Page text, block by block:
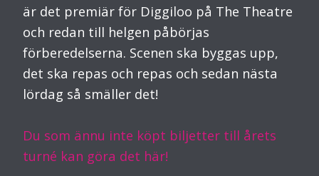
är det premiär för Diggiloo på The Theatre
och redan till helgen påbörjas
förberedelserna. Scenen ska byggas upp,
det ska repas och repas och sedan nästa
lördag så smäller det!
Du som ännu inte köpt biljetter till årets
turné kan göra det här!